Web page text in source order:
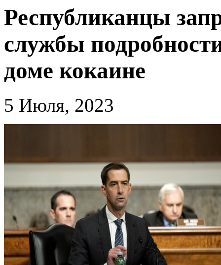
Республиканцы
службы
доме кокаине
5 Июля, 2023